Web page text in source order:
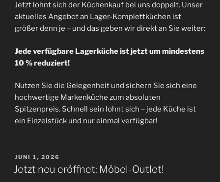
Jetzt lohnt sich der Küchenkauf bei uns doppelt. Unser
aktuelles Angebot an Lager-Komplettküchen ist
größer denn je – und das geben wir direkt an Sie weiter:
Jede verfügbare Lagerküche ist jetzt um mindestens
10 % reduziert!
Nutzen Sie die Gelegenheit und sichern Sie sich eine
hochwertige Markenküche zum absoluten
Spitzenpreis. Schnell sein lohnt sich – jede Küche ist
ein Einzelstück und nur einmal verfügbar!
VERÖFFENTLICHT
AM
JUNI 1, 2026
Jetzt neu eröffnet: Möbel-Outlet!